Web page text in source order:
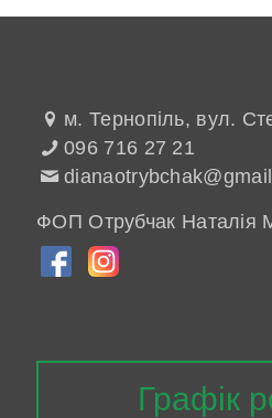
м. Тернопіль, вул.
096 716 27 21
ФОП Отрубчак Наталія
Графік